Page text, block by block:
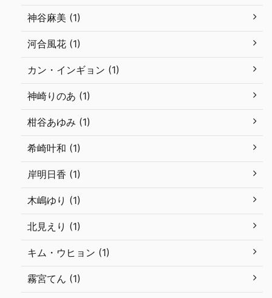
神谷麻美 (1)
河合風花 (1)
カン・インギョン (1)
神崎りのあ (1)
柑谷あゆみ (1)
希崎叶和 (1)
岸明日香 (1)
木嶋ゆり (1)
北見えり (1)
キム・ウヒョン (1)
霧宮てん (1)